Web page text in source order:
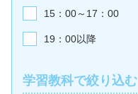
15：00～17：00
19：00以降
学習教科で絞り込む